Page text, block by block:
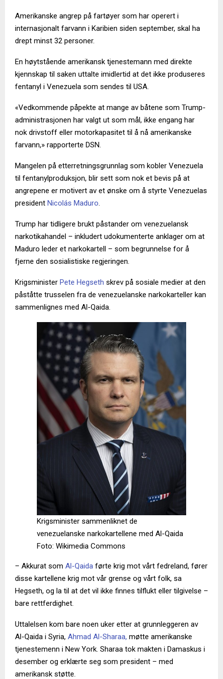
Amerikanske angrep på fartøyer som har operert i
internasjonalt farvann i Karibien siden september, skal ha
drept minst 32 personer.
En høytstående amerikansk tjenestemann med direkte
kjennskap til saken uttalte imidlertid at det ikke produseres
fentanyl i Venezuela som sendes til USA.
«Vedkommende påpekte at mange av båtene som Trump-
administrasjonen har valgt ut som mål, ikke engang har
nok drivstoff eller motorkapasitet til å nå amerikanske
farvann,» rapporterte DSN.
Mangelen på etterretningsgrunnlag som kobler Venezuela
til fentanylproduksjon, blir sett som nok et bevis på at
angrepene er motivert av et ønske om å styrte Venezuelas
president Nicolás Maduro.
Trump har tidligere brukt påstander om venezuelansk
narkotikahandel – inkludert udokumenterte anklager om at
Maduro leder et narkokartell – som begrunnelse for å
fjerne den sosialistiske regjeringen.
Krigsminister Pete Hegseth skrev på sosiale medier at den
påståtte trusselen fra de venezuelanske narkokarteller kan
sammenlignes med Al-Qaida.
Krigsminister sammenliknet de
venezuelanske narkokartellene med Al-Qaida
Foto: Wikimedia Commons
– Akkurat som Al-Qaida førte krig mot vårt fedreland, fører
disse kartellene krig mot vår grense og vårt folk, sa
Hegseth, og la til at det vil ikke finnes tilflukt eller tilgivelse –
bare rettferdighet.
Uttalelsen kom bare noen uker etter at grunnleggeren av
Al-Qaida i Syria, Ahmad Al-Sharaa, møtte amerikanske
tjenestemenn i New York. Sharaa tok makten i Damaskus i
desember og erklærte seg som president – med
amerikansk støtte.